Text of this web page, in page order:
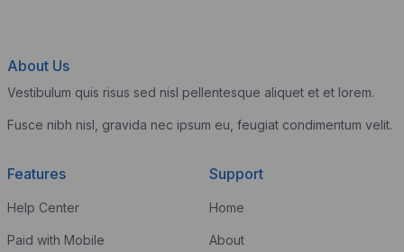
About Us
Vestibulum quis risus sed nisl pellentesque aliquet et et lorem.
Fusce nibh nisl, gravida nec ipsum eu, feugiat condimentum velit.
Features
Help Center
Paid with Mobile
Support
Home
About